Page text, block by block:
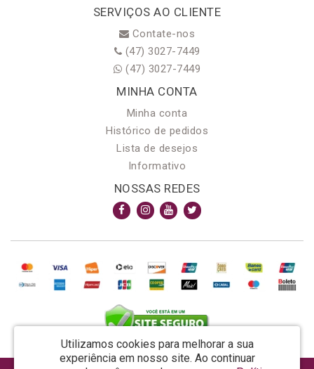
SERVIÇOS AO CLIENTE
Contate-nos
(47) 3027-7449
(47) 3027-7449
MINHA CONTA
Minha conta
Histórico de pedidos
Lista de desejos
Informativo
NOSSAS REDES
Utilizamos cookies para melhorar a sua
experiência em nosso site. Ao continuar